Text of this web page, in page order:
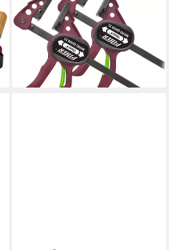
Schraubzwinge 1 Paar Micro
Quick 25 kg Einhandzwinge
10 cm, (1 Paar)
ab 32,90 €
lieferbar - in 2-3 Werktagen bei dir